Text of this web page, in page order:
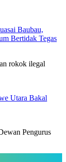
Baubau,
Bertidak Tegas
rokok ilegal
Utara Bakal
Pengurus